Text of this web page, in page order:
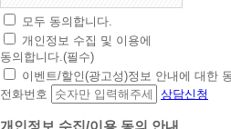
초
간
편
상
담
모두 동의합니다.
개인정보 수집 및 이용에
동의합니다.(필수)
이벤트/할인(광고성)정보 안내에 대한
전화번호
상담신청